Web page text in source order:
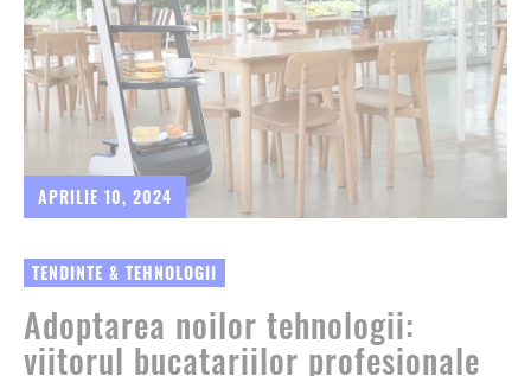
APRILIE 10, 2024
TENDINTE & TEHNOLOGII
Adoptarea noilor tehnologii:
viitorul bucatariilor profesionale